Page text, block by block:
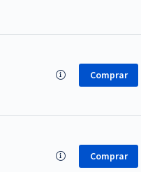
Comprar
Comprar